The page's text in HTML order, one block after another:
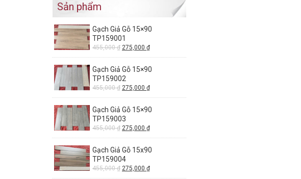
Sản phẩm
Gạch Giả Gỗ 15×90
TP159001
455,000₫ 275,000 ₫
Gạch Giả Gỗ 15×90
TP159002
455,000₫ 275,000 ₫
Gạch Giả Gỗ 15×90
TP159003
455,000₫ 275,000 ₫
Gạch Giả Gỗ 15x90
TP159004
455,000₫ 275,000 ₫